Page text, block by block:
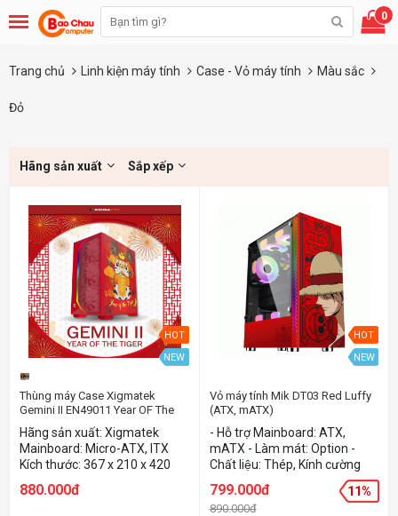
0
Trang chủ Linh kiện máy tính Case - Vỏ máy tính Màu sắc
Đỏ
Hãng sản xuất Sắp xếp
HOT
NEW
Thùng máy Case Xigmatek
Gemini II EN49011 Year OF The
Tiger 3 Fan
Hãng sản xuất: Xigmatek
Mainboard: Micro-ATX, ITX
Kích thước: 367 x 210 x 420
USB2.0 x1 – Audio in/out x 1
880.000đ
HOT
NEW
Vỏ máy tính Mik DT03 Red Luffy
(ATX, mATX)
- Hỗ trợ Mainboard: ATX,
mATX - Làm mát: Option -
Chất liệu: Thép, Kính cường
lực, Nhựa - Màu sắc: Red
799.000đ
890.000đ
11%